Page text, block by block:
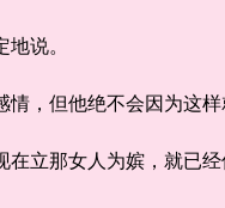
说。
，但他绝不会因为这样
那女人为嫔，就已经